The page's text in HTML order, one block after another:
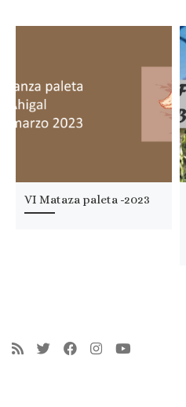
VI Mataza paleta -2023